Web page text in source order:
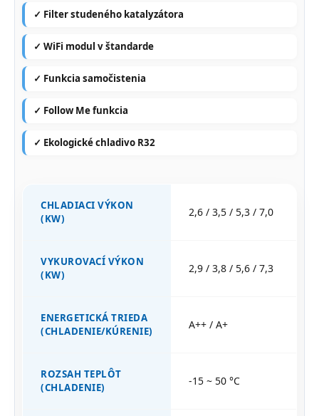
✓ Filter studeného katalyzátora
✓ WiFi modul v štandarde
✓ Funkcia samočistenia
✓ Follow Me funkcia
✓ Ekologické chladivo R32
CHLADIACI VÝKON
(KW)
2,6 / 3,5 / 5,3 / 7,0
VYKUROVACÍ VÝKON
(KW)
2,9 / 3,8 / 5,6 / 7,3
ENERGETICKÁ TRIEDA
(CHLADENIE/KÚRENIE)
A++ / A+
ROZSAH TEPLÔT
(CHLADENIE)
-15 ~ 50 °C